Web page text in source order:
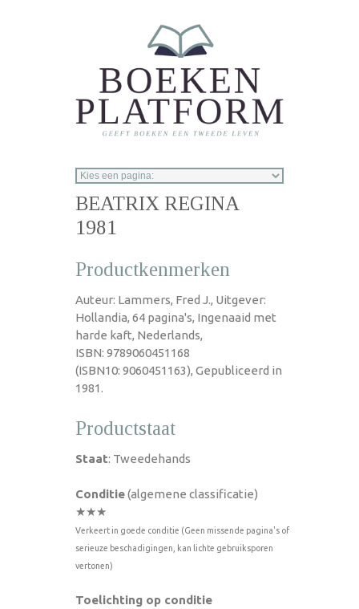
BEATRIX REGINA
1981
Productkenmerken
Auteur: Lammers, Fred J., Uitgever:
Hollandia, 64 pagina's, Ingenaaid met
harde kaft, Nederlands,
ISBN: 9789060451168
(ISBN10: 9060451163), Gepubliceerd in
1981.
Productstaat
Staat: Tweedehands
Conditie(algemene classificatie)
★★★
Verkeert in goede conditie (Geen missende pagina's of
serieuze beschadigingen, kan lichte gebruiksporen
vertonen)
Toelichting op conditie